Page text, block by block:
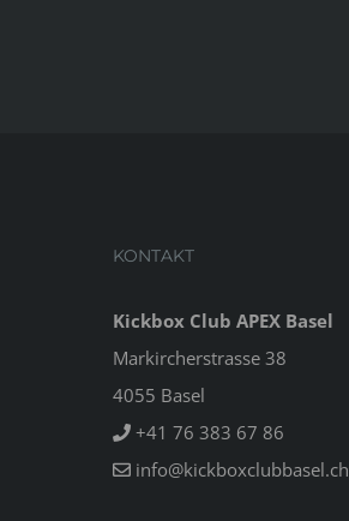
KONTAKT
Kickbox Club APEX Basel
Markircherstrasse 38
4055 Basel
+41 76 383 67 86
info@kickboxclubbasel.ch